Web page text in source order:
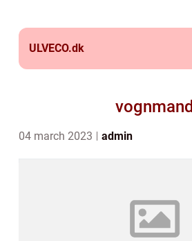
ULVECO.dk
vognmand
04 march 2023 admin